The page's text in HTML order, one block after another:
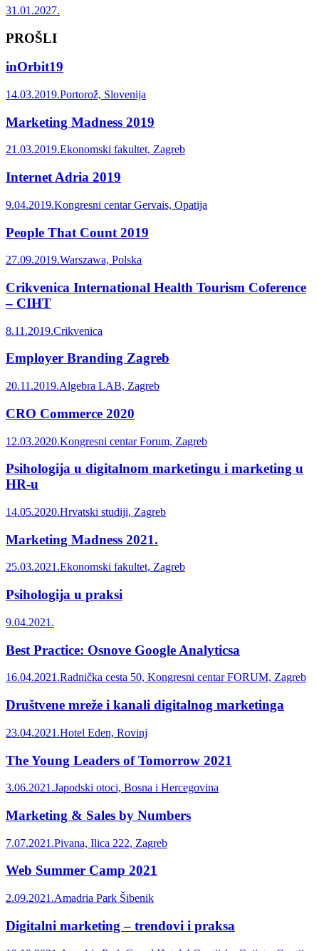
31.01.2027.
PROŠLI
inOrbit19
14.03.2019.Portorož, Slovenija
Marketing Madness 2019
21.03.2019.Ekonomski fakultet, Zagreb
Internet Adria 2019
9.04.2019.Kongresni centar Gervais, Opatija
People That Count 2019
27.09.2019.Warszawa, Polska
Crikvenica International Health Tourism Coference
– CIHT
8.11.2019.Crikvenica
Employer Branding Zagreb
20.11.2019.Algebra LAB, Zagreb
CRO Commerce 2020
12.03.2020.Kongresni centar Forum, Zagreb
Psihologija u digitalnom marketingu i marketing u
HR-u
14.05.2020.Hrvatski studiji, Zagreb
Marketing Madness 2021.
25.03.2021.Ekonomski fakultet, Zagreb
Psihologija u praksi
9.04.2021.
Best Practice: Osnove Google Analyticsa
16.04.2021.Radnička cesta 50, Kongresni centar FORUM, Zagreb
Društvene mreže i kanali digitalnog marketinga
23.04.2021.Hotel Eden, Rovinj
The Young Leaders of Tomorrow 2021
3.06.2021.Japodski otoci, Bosna i Hercegovina
Marketing & Sales by Numbers
7.07.2021.Pivana, Ilica 222, Zagreb
Web Summer Camp 2021
2.09.2021.Amadria Park Šibenik
Digitalni marketing – trendovi i praksa